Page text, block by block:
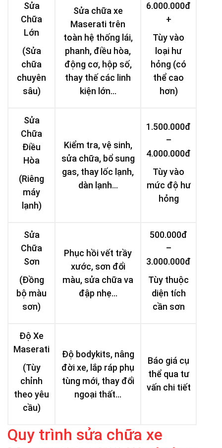
Sửa
Chữa
Lớn
(Sửa
chữa
chuyên
sâu)
Sửa chữa xe
Maserati trên
toàn hệ thống lái,
phanh, điều hòa,
động cơ, hộp số,
thay thế các linh
kiện lớn…
6.000.000đ
+
Tùy vào
loại hư
hỏng (có
thể cao
hơn)
Sửa
Chữa
Điều
Hòa
(Riêng
máy
lạnh)
Kiểm tra, vệ sinh,
sửa chữa, bổ sung
gas, thay lốc lạnh,
dàn lạnh…
1.500.000đ
–
4.000.000đ
Tùy vào
mức độ hư
hỏng
Sửa
Chữa
Sơn
(Đồng
bộ màu
sơn)
Phục hồi vết trầy
xước, sơn đổi
màu, sửa chữa va
đập nhẹ…
500.000đ
–
3.000.000đ
Tùy thuộc
diện tích
cần sơn
Độ Xe
Maserati
(Tùy
chỉnh
theo yêu
cầu)
Độ bodykits, nâng
đời xe, lắp ráp phụ
tùng mới, thay đổi
ngoại thất…
Báo giá cụ
thể qua tư
vấn chi tiết
Quy trình sửa chữa xe